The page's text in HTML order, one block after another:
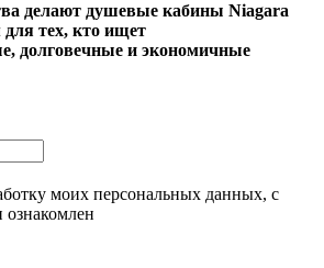
делают душевые кабины Niagara
тех, кто ищет
долговечные и экономичные
моих персональных данных, с